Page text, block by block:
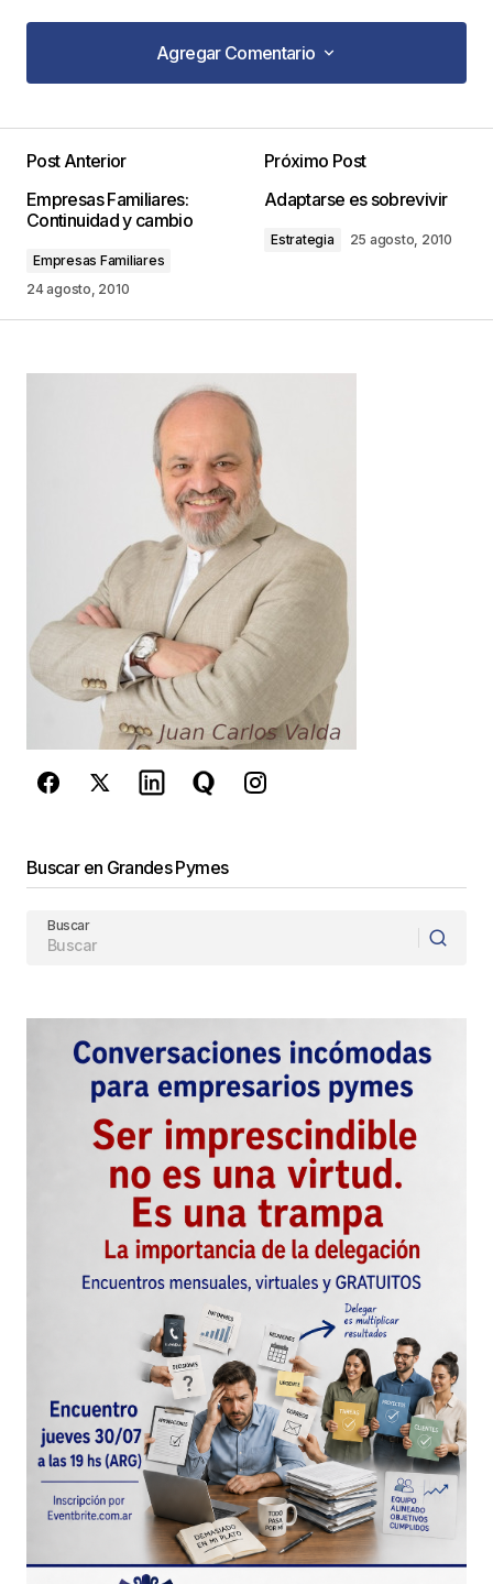
Agregar Comentario
Agregar Comentario
publicada. Los campos obligatorios están
marcados con*
Comentario
*
Guarda mi nombre, correo electrónico y web en
este navegador para la próxima vez que
comente.
Este sitio esta protegido por
reCAPTCHA y la Política de
privacidad y los Términos del servicio
de Googlese aplican.
Post Anterior
Empresas Familiares:
Continuidad y cambio
Empresas Familiares
24 agosto, 2010
Próximo Post
Adaptarse es sobrevivir
Estrategia 25 agosto, 2010
Buscar en Grandes Pymes
Buscar